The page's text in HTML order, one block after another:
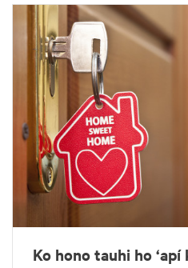
Ko hono tauhi ho ‘apí